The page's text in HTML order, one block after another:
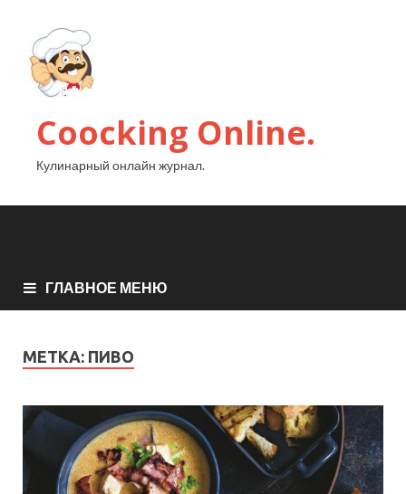
Coocking Online.
Кулинарный онлайн журнал.
ГЛАВНОЕ МЕНЮ
МЕТКА: ПИВО